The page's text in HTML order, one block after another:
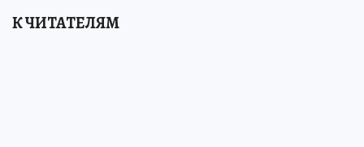
К ЧИТАТЕЛЯМ